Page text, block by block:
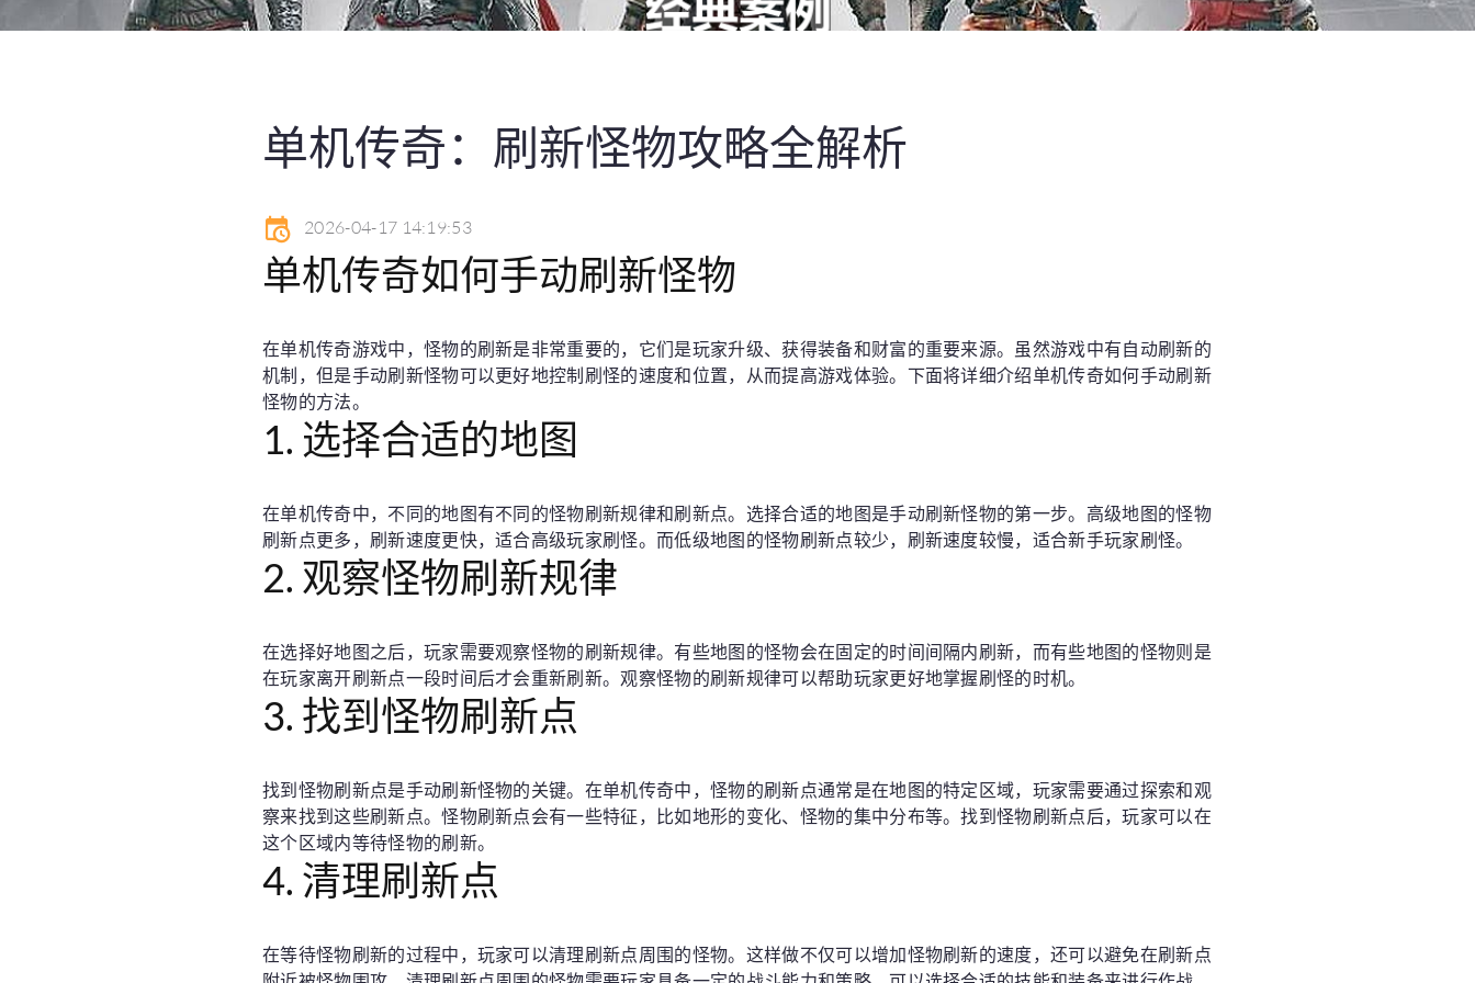
单机传奇：刷新怪物攻略全解析
2026-04-17 14:19:53
单机传奇如何手动刷新怪物
在单机传奇游戏中，怪物的刷新是非常重要的，它们是玩家升级、获得装备和财富的重要来源。虽然游戏中有自动刷新的
机制，但是手动刷新怪物可以更好地控制刷怪的速度和位置，从而提高游戏体验。下面将详细介绍单机传奇如何手动刷新
怪物的方法。
1. 选择合适的地图
在单机传奇中，不同的地图有不同的怪物刷新规律和刷新点。选择合适的地图是手动刷新怪物的第一步。高级地图的怪物
刷新点更多，刷新速度更快，适合高级玩家刷怪。而低级地图的怪物刷新点较少，刷新速度较慢，适合新手玩家刷怪。
2. 观察怪物刷新规律
在选择好地图之后，玩家需要观察怪物的刷新规律。有些地图的怪物会在固定的时间间隔内刷新，而有些地图的怪物则是
在玩家离开刷新点一段时间后才会重新刷新。观察怪物的刷新规律可以帮助玩家更好地掌握刷怪的时机。
3. 找到怪物刷新点
找到怪物刷新点是手动刷新怪物的关键。在单机传奇中，怪物的刷新点通常是在地图的特定区域，玩家需要通过探索和观
察来找到这些刷新点。怪物刷新点会有一些特征，比如地形的变化、怪物的集中分布等。找到怪物刷新点后，玩家可以在
这个区域内等待怪物的刷新。
4. 清理刷新点
在等待怪物刷新的过程中，玩家可以清理刷新点周围的怪物。这样做不仅可以增加怪物刷新的速度，还可以避免在刷新点